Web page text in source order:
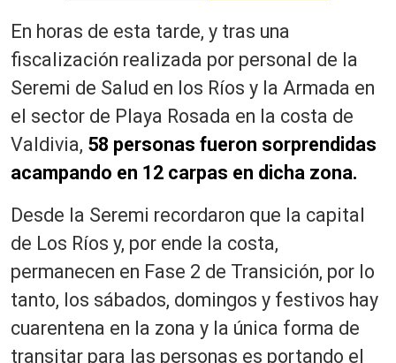
En horas de esta tarde, y tras una
fiscalización realizada por personal de la
Seremi de Salud en los Ríos y la Armada en
el sector de Playa Rosada en la costa de
Valdivia, 58 personas fueron sorprendidas
acampando en 12 carpas en dicha zona.
Desde la Seremi recordaron que la capital
de Los Ríos y, por ende la costa,
permanecen en Fase 2 de Transición, por lo
tanto, los sábados, domingos y festivos hay
cuarentena en la zona y la única forma de
transitar para las personas es portando el